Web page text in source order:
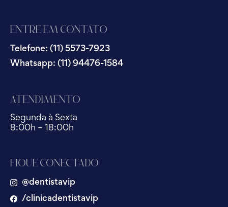
Entre em Contato
Telefone: (11) 5573-7923
Whatsapp: (11) 94476-1584
Atendimento
Segunda à Sexta
8:00h – 18:00h
Fique Conectado
@dentistavip
/clinicadentistavip